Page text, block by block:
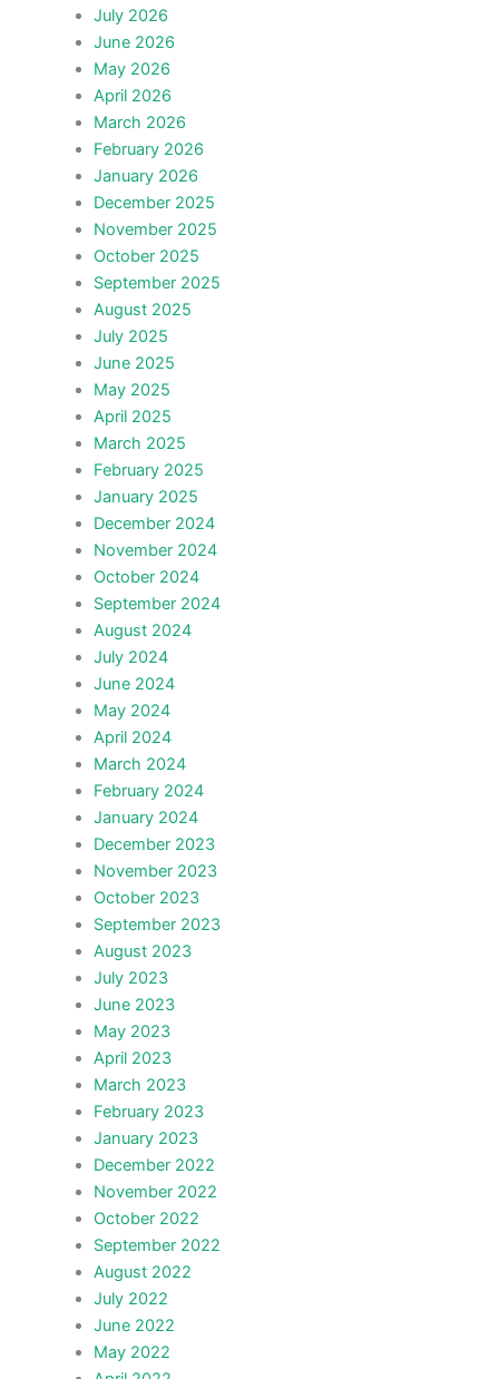
July 2026
June 2026
May 2026
April 2026
March 2026
February 2026
January 2026
December 2025
November 2025
October 2025
September 2025
August 2025
July 2025
June 2025
May 2025
April 2025
March 2025
February 2025
January 2025
December 2024
November 2024
October 2024
September 2024
August 2024
July 2024
June 2024
May 2024
April 2024
March 2024
February 2024
January 2024
December 2023
November 2023
October 2023
September 2023
August 2023
July 2023
June 2023
May 2023
April 2023
March 2023
February 2023
January 2023
December 2022
November 2022
October 2022
September 2022
August 2022
July 2022
June 2022
May 2022